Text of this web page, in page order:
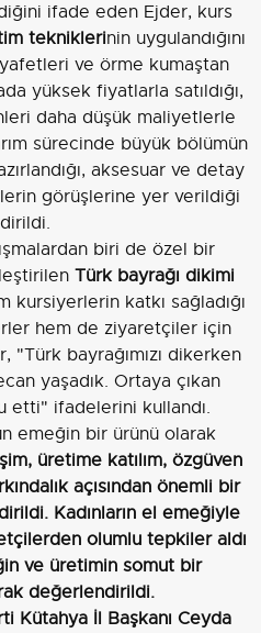
ifade eden Ejder, kurs
tekniklerinin uygulandığını
ve örme kumaştan
yüksek fiyatlarla satıldığı,
daha düşük maliyetlerle
sürecinde büyük bölümün
aksesuar ve detay
görüşlerine yer verildiği
biri de özel bir
Türk bayrağı dikimi
kursiyerlerin katkı sağladığı
hem de ziyaretçiler için
"Türk bayrağımızı dikerken
yaşadık. Ortaya çıkan
etti" ifadelerini kullandı.
emeğin bir ürünü olarak
üretime katılım, özgüven
açısından önemli bir
Kadınların el emeğiyle
olumlu tepkiler aldı
ve üretimin somut bir
değerlendirildi.
Kütahya İl Başkanı Ceyda